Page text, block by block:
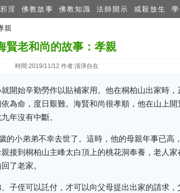
淫 佛教故事 佛教知識 法師開示 戒殺放生
親
賢老和尚的故事：孝親
時間:2019/11/12 作者:清淨自在
開始辛勤勞作以貼補家用。他在桐柏山出家時，
為命，度日艱難。海賢和尚很孝順，他在山上
年沒有中斷。
的小弟弟不幸去世了。這時，他的母親年事已高
接到桐柏山主峰太白頂上的桃花洞奉養，老人家
了老家。
子侄可以託付，才可以向父母提出出家的請求，